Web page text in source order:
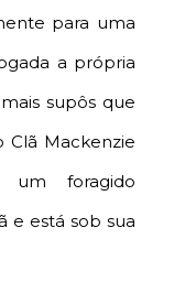
para uma
a própria
supôs que
Clã Mackenzie
um foragido
e está sob sua